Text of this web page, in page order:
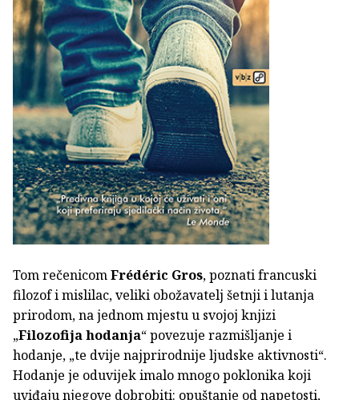
Tom rečenicomFrédéric Gros, poznati francuski
filozof i mislilac, veliki obožavatelj šetnji i lutanja
prirodom, na jednom mjestu u svojoj knjizi
„Filozofija hodanja“ povezuje razmišljanje i
hodanje, „te dvije najprirodnije ljudske aktivnosti“.
Hodanje je oduvijek imalo mnogo poklonika koji
uviđaju njegove dobrobiti: opuštanje od napetosti,